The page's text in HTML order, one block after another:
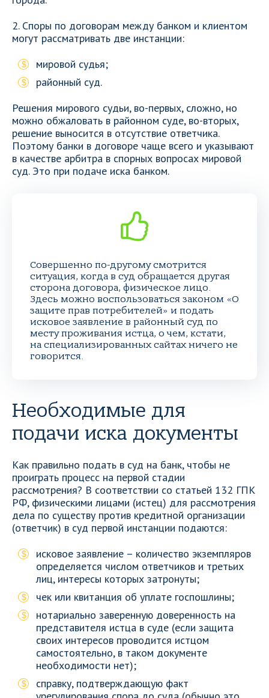
2. Споры по договорам между банком и клиентом
могут рассматривать две инстанции:
мировой судья;
районный суд.
Решения мирового судьи, во-первых, сложно, но
можно обжаловать в районном суде, во-вторых,
решение выносится в отсутствие ответчика.
Поэтому банки в договоре чаще всего и указывают
в качестве арбитра в спорных вопросах мировой
суд. Это при подаче иска банком.
Совершенно по-другому смотрится
ситуация, когда в суд обращается другая
сторона договора, физическое лицо.
Здесь можно воспользоваться законом «О
защите прав потребителей» и подать
исковое заявление в районный суд по
месту проживания истца, о чем, кстати,
на специализированных сайтах ничего не
говорится.
Необходимые для
подачи иска документы
Как правильно подать в суд на банк, чтобы не
проиграть процесс на первой стадии
рассмотрения? В соответствии со статьей 132 ГПК
РФ, физическими лицами (истец) для рассмотрения
дела по существу против кредитной организации
(ответчик) в суд первой инстанции подаются:
исковое заявление – количество экземпляров
определяется числом ответчиков и третьих
лиц, интересы которых затронуты;
чек или квитанция об уплате госпошлины;
нотариально заверенную доверенность на
представителя истца в суде (если защита
своих интересов проводится истцом
самостоятельно, в таком документе
необходимости нет);
справку, подтверждающую факт